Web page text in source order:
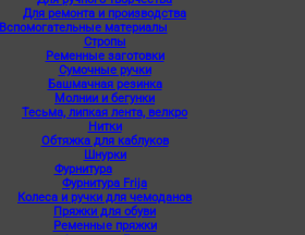
Для ремонта и производства
Вспомогательные материалы
Стропы
Ременные заготовки
Сумочные ручки
Башмачная резинка
Молнии и бегунки
Тесьма, липкая лента, велкро
Нитки
Обтяжка для каблуков
Шнурки
Фурнитура
Фурнитура Frija
Колеса и ручки для чемоданов
Пряжки для обуви
Ременные пряжки